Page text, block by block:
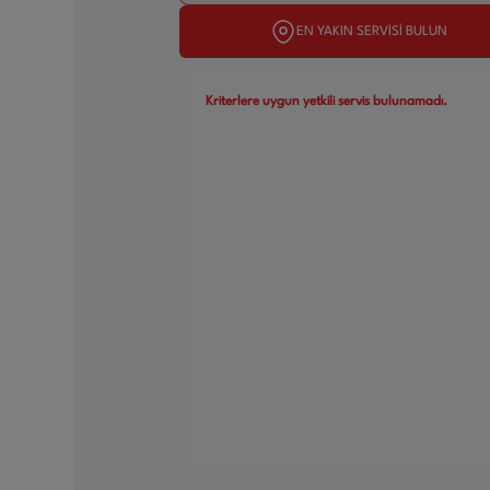
EN YAKIN SERVİSİ BULUN
Kriterlere uygun yetkili servis bulunamadı.